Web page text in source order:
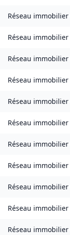
Réseau immobilier
Réseau immobilier
Réseau immobilier
Réseau immobilier
Réseau immobilier
Réseau immobilier
Réseau immobilier
Réseau immobilier
Réseau immobilier
Réseau immobilier
Réseau immobilier